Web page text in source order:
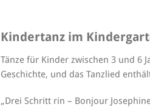
Kindertanz im
Tänze für Kinder zwischen 3 und 6
Geschichte, und das Tanzlied
„Drei Schritt rin – Bonjour